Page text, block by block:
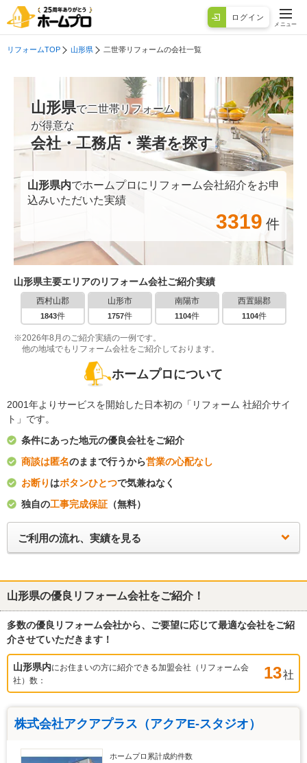
ログイン
メニュー
リフォームTOP 山形県 二世帯リフォームの会社一覧
山形県で二世帯リフォーム
が得意な
会社・工務店・業者を探す
山形県内でホームプロにリフォーム会社紹介をお申
込みいただいた実績
3319 件
山形県主要エリアのリフォーム会社ご紹介実績
西村山郡
1843件
山形市
1757件
南陽市
1104件
西置賜郡
1104件
※2026年8月のご紹介実績の一例です。
他の地域でもリフォーム会社をご紹介しております。
ホームプロについて
2001年よりサービスを開始した日本初の「リフォーム 社紹介サイ
ト」です。
条件にあった地元の優良会社をご紹介
商談は匿名のままで行うから営業の心配なし
お断り はボタンひとつで気兼ねなく
独自の工事完成保証 （無料）
ご利用の流れ、実績を見る
山形県の優良リフォーム会社をご紹介！
多数の優良リフォーム会社から、ご要望に応じて最適な会社をご紹
介させていただきます！
山形県内にお住まいの方に紹介できる加盟会社（リフォーム会
社）数：
13社
株式会社アクアプラス（アクアE-スタジオ）
ホームプロ累計成約件数